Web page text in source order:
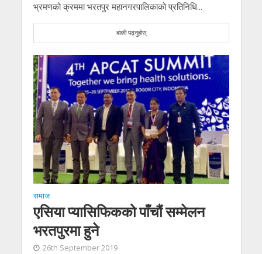
भ्रमणको क्रममा भरतपुर महानगरपालिकाको प्रतिनिधि...
बांकी पढ्नुहोस्
समाज
एसिया प्यासिफिकको पाँचौ‌ं सम्मेलन
भरतपुरमा हुने
26th September 2019